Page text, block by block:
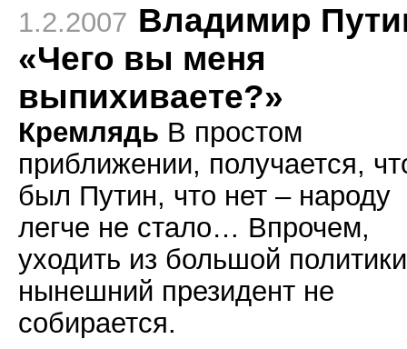
1.2.2007 Владимир
«Чего вы меня
выпихиваете?»
Кремлядь В простом
приближении, получается,
был Путин, что нет – народу
легче не стало… Впрочем,
уходить из большой политики
нынешний президент не
собирается.